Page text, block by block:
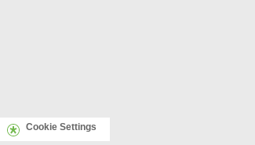
Cookie Settings